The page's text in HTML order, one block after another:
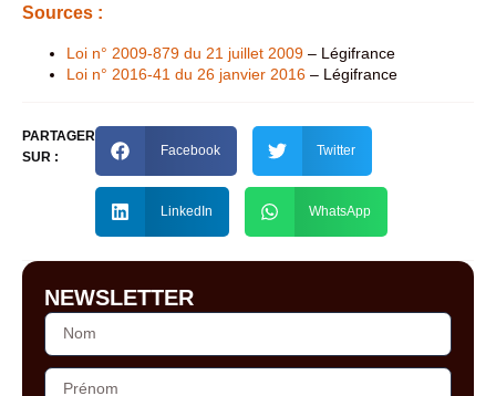
Sources :
Loi n° 2009-879 du 21 juillet 2009 – Légifrance
Loi n° 2016-41 du 26 janvier 2016 – Légifrance
PARTAGER
SUR :
Facebook Twitter
LinkedIn WhatsApp
NEWSLETTER